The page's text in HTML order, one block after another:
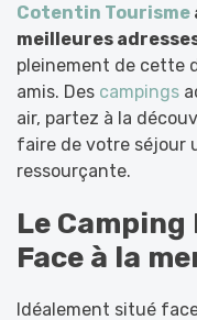
Cotentin Tourisme
meilleures
pleinement de cette
amis. Des campings
air, partez à la
faire de votre séjour
ressourçante.
Le Camping
Face à la
Idéalement situé